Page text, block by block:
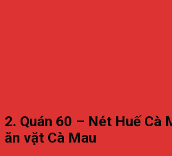
2. Quán 60 – Nét Huế Cà
ăn vặt Cà Mau